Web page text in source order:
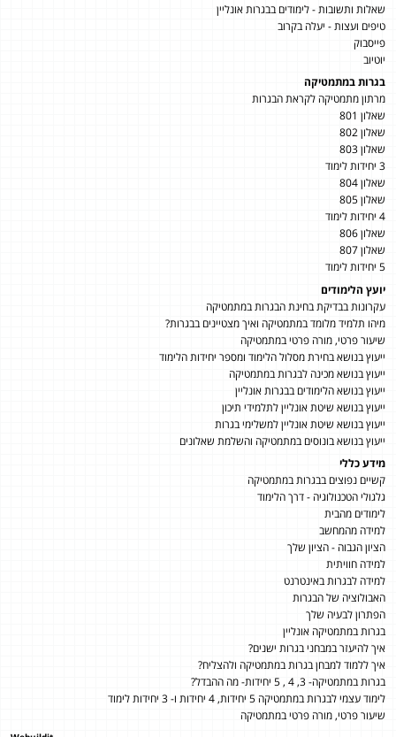
שאלות ותשובות - לימודים בבגרות אונליין
טיפים ועצות - יעלה בקרוב
פייסבוק
יוטיוב
בגרות במתמטיקה
מרתון מתמטיקה לקראת הבגרות
שאלון 801
שאלון 802
שאלון 803
3 יחידות לימוד
שאלון 804
שאלון 805
4 יחידות לימוד
שאלון 806
שאלון 807
5 יחידות לימוד
יועץ הלימודים
עקרונות בבדיקת בחינת הבגרות במתמטיקה
מיהו תלמיד מלומד במתמטיקה ואיך מצטיינים בבגרות?
שיעור פרטי, מורה פרטי במתמטיקה
ייעוץ בנושא בחירת מסלול הלימוד ומספר יחידות הלימוד
ייעוץ בנושא מכינה לבגרות במתמטיקה
ייעוץ בנושא הלימודים בבגרות אונליין
ייעוץ בנושא שיטת אונליין לתלמידי תיכון
ייעוץ בנושא שיטת אונליין למשלימי בגרות
ייעוץ בנושא בונוסים במתמטיקה והשלמת שאלונים
מידע כללי
קשיים נפוצים בבגרות במתמטיקה
גלגולי הטכנולוגיה - דרך הלימוד
לימודים מהבית
למידה מהמחשב
הציון הגבוה - הציון שלך
למידה חוויתית
למידה לבגרות באינטרנט
האבולוציה של הבגרות
הפתרון לבעיה שלך
בגרות במתמטיקה אונליין
איך להיעזר במבחני בגרות ישנים?
איך ללמוד למבחן בגרות במתמטיקה ולהצליח?
בגרות במתמטיקה- 3, 4 , 5 יחידות- מה ההבדל?
לימוד עצמי לבגרות במתמטיקה 5 יחידות, 4 יחידות ו- 3 יחידות לימוד
שיעור פרטי, מורה פרטי במתמטיקה